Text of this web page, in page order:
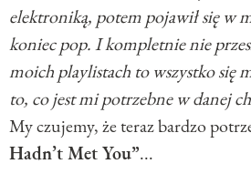
elektroniką, potem pojawił się w
koniec pop. I kompletnie nie
moich playlistach to wszystko się
to, co jest mi potrzebne w danej
My czujemy, że teraz bardzo
Hadn’t Met You”...